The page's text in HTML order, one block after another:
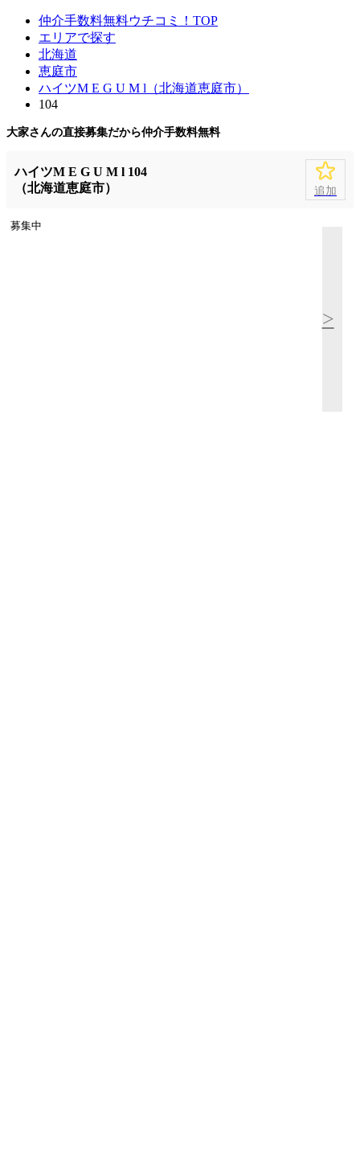
仲介手数料無料ウチコミ！TOP
エリアで探す
北海道
恵庭市
ハイツM E G U M l（北海道恵庭市）
104
大家さんの直接募集だから仲介手数料無料
ハイツM E G U M l 104
（北海道恵庭市）
追加
募集中
>